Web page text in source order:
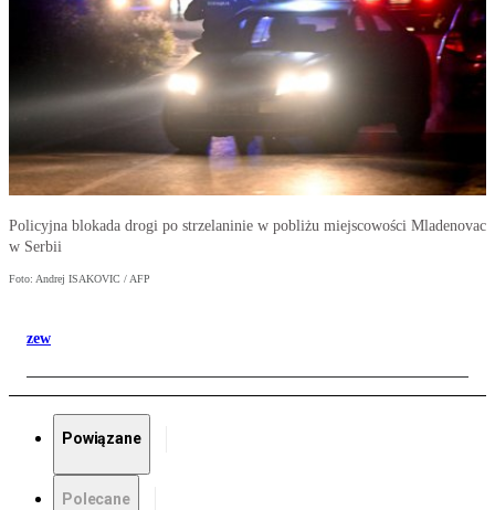
Policyjna blokada drogi po strzelaninie w pobliżu miejscowości Mladenovac
w Serbii
Foto: Andrej ISAKOVIC / AFP
zew
Powiązane
Polecane